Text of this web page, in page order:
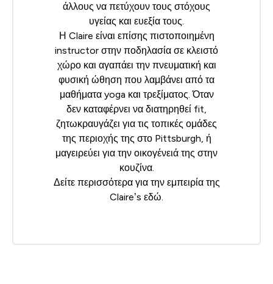
άλλους να πετύχουν τους στόχους
υγείας και ευεξία τους.
Η Claire είναι επίσης πιστοποιημένη
instructor στην ποδηλασία σε κλειστό
χώρο και αγαπάει την πνευματική και
φυσική ώθηση που λαμβάνει από τα
μαθήματα yoga και τρεξίματος. Όταν
δεν καταφέρνει να διατηρηθεί fit,
ζητωκραυγάζει για τις τοπικές ομάδες
της περιοχής της στο Pittsburgh, ή
μαγειρεύει για την οικογένειά της στην
κουζίνα.
Δείτε περισσότερα για την εμπειρία της
Claire’s εδώ